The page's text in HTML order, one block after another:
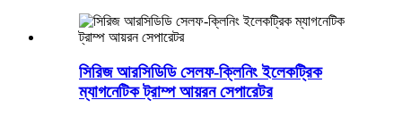
সিরিজ আরসিডিডি সেলফ-ক্লিনিং ইলেকট্রিক
ম্যাগনেটিক ট্রাম্প আয়রন সেপারেটর